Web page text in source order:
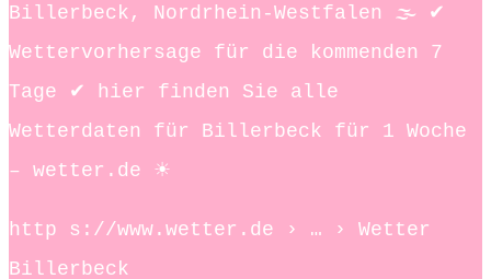
Billerbeck, Nordrhein-Westfalen 🌫️ ✔
Wettervorhersage für die kommenden 7
Tage ✔ hier finden Sie alle
Wetterdaten für Billerbeck für 1 Woche
– wetter.de ☀
http s://www.wetter.de › … › Wetter
Billerbeck